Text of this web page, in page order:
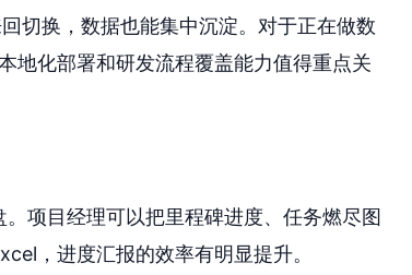
切换，数据也能集中沉淀。对于正在做数
地化部署和研发流程覆盖能力值得重点关
项目经理可以把里程碑进度、任务燃尽图
，进度汇报的效率有明显提升。